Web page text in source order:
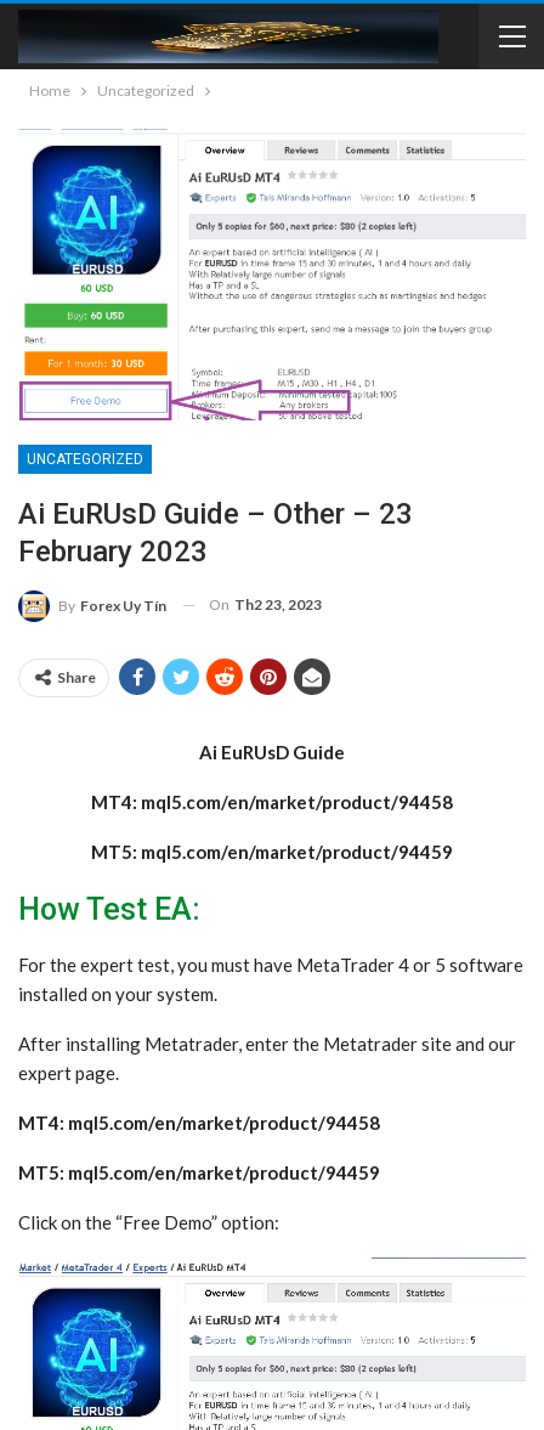
Home Uncategorized
UNCATEGORIZED
Ai EuRUsD Guide – Other – 23
February 2023
By Forex Uy Tín On Th2 23, 2023
Share
Ai EuRUsD Guide
MT4: mql5.com/en/market/product/94458
MT5: mql5.com/en/market/product/94459
How Test EA:
For the expert test, you must have MetaTrader 4 or 5 software
installed on your system.
After installing Metatrader, enter the Metatrader site and our
expert page.
MT4: mql5.com/en/market/product/94458
MT5: mql5.com/en/market/product/94459
Click on the “Free Demo” option: